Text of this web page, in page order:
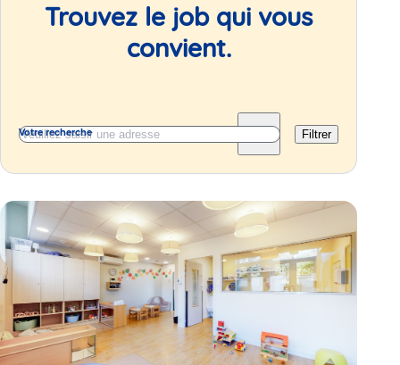
Trouvez le job qui vous
convient.
Votre recherche Filtrer